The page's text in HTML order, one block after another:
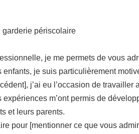
garderie périscolaire
je me permets de vous
je suis particulièrement
j’ai eu l’occasion de
m’ont permis de
et leurs parents.
pour [mentionner ce que vous